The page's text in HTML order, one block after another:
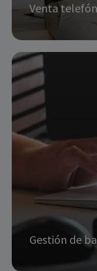
Venta
Plan de
solicitar info
Gestión de